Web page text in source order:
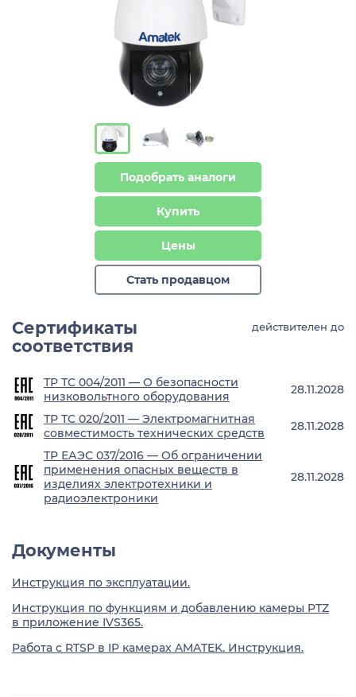
Подобрать аналоги
Купить
Цены
Стать продавцом
Сертификаты
соответствия
действителен до
ТР ТС 004/2011 — О безопасности
низковольтного оборудования
28.11.2028
ТР ТС 020/2011 — Электромагнитная
совместимость технических средств
28.11.2028
ТР ЕАЭС 037/2016 — Об ограничении
применения опасных веществ в
изделиях электротехники и
радиоэлектроники
28.11.2028
Документы
Инструкция по эксплуатации.
Инструкция по функциям и добавлению камеры PTZ
в приложение IVS365.
Работа с RTSP в IP камерах AMATEK. Инструкция.